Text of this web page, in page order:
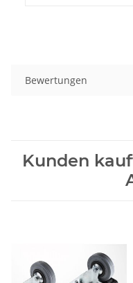
Bewertungen
Kunden